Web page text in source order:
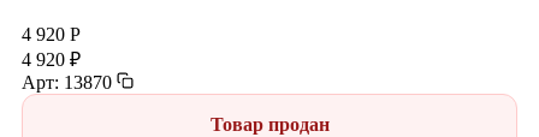
4 920 Р
4 920 ₽
Арт: 13870
Товар продан